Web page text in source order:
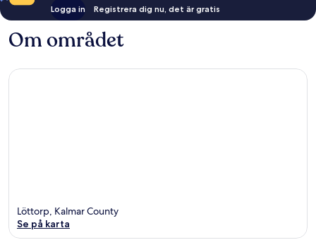
Logga in Registrera dig nu, det är gratis
Om området
Löttorp, Kalmar County
Se på karta